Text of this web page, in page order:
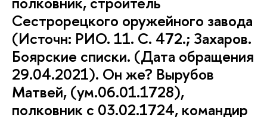
Сестрорецкого оружейного завода
(Источн: РИО. 11. С. 472.; Захаров.
Боярские списки. (Дата обращения
29.04.2021). Он же? Вырубов
Матвей, (ум.06.01.1728),
полковник с 03.02.1724, командир